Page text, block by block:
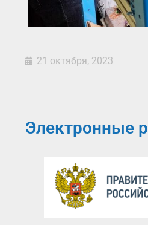
21 октября, 2023
Электронные